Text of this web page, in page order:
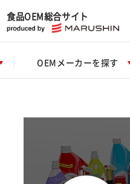
食品OEM総合サイト
OEMメーカーを探す